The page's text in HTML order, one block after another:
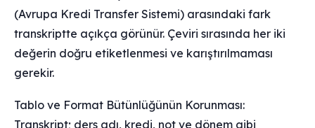
(Avrupa Kredi Transfer Sistemi) arasındaki fark
transkriptte açıkça görünür. Çeviri sırasında her iki
değerin doğru etiketlenmesi ve karıştırılmaması
gerekir.
Tablo ve Format Bütünlüğünün Korunması:
Transkript; ders adı, kredi, not ve dönem gibi